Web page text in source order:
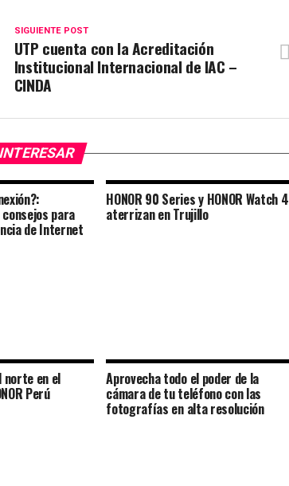
SIGUIENTE POST
UTP cuenta con la Acreditación
Institucional Internacional de IAC –
CINDA
para
de Internet
HONOR 90 Series y HONOR Watch 4
aterrizan en Trujillo
norte en el
Perú
Aprovecha todo el poder de la
cámara de tu teléfono con las
fotografías en alta resolución